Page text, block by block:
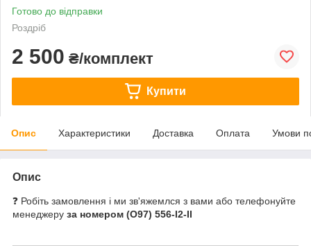
Готово до відправки
Роздріб
2 500 ₴/комплект
Купити
Опис Характеристики Доставка Оплата Умови
Опис
❓ Робіть замовлення і ми зв'яжемлся з вами або телефонуйте
менеджеру за номером (О97) 556-I2-II